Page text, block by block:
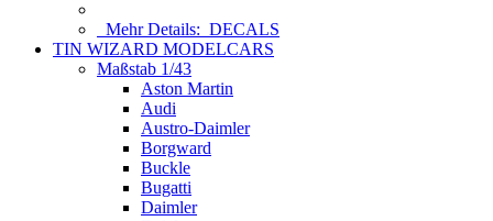
Mehr Details: DECALS
TIN WIZARD MODELCARS
Maßstab 1/43
Aston Martin
Audi
Austro-Daimler
Borgward
Buckle
Bugatti
Daimler